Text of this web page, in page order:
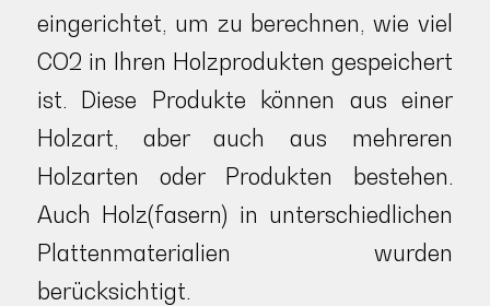
eingerichtet, um zu berechnen, wie viel
CO2 in Ihren Holzprodukten gespeichert
ist. Diese Produkte können aus einer
Holzart, aber auch aus mehreren
Holzarten oder Produkten bestehen.
Auch Holz(fasern) in unterschiedlichen
Plattenmaterialien wurden
berücksichtigt.